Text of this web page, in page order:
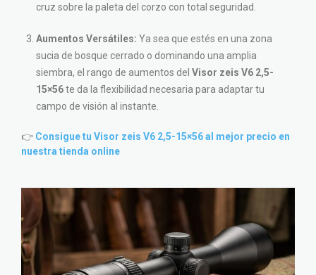
cruz sobre la paleta del corzo con total seguridad.
Aumentos Versátiles: Ya sea que estés en una zona
sucia de bosque cerrado o dominando una amplia
siembra, el rango de aumentos del Visor zeis V6 2,5-
15×56te da la flexibilidad necesaria para adaptar tu
campo de visión al instante.
👉 Consigue tu Visor zeis V6 2,5-15×56 al mejor precio en
nuestra tienda online